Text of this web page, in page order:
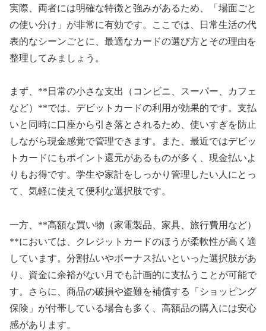
実際、両者には明確な特徴と強みがあるため、「場面ごと
の使い分け」が非常に有効です。ここでは、日常生活の代
表的なシーンごとに、最適なカードの選び方とその理由を
整理してみましょう。
まず、**日常の小さな支出（コンビニ、スーパー、カフェ
など）**では、デビットカードの利用が効果的です。支払
いと同時に口座から引き落とされるため、使いすぎを防止
しながら現金感覚で管理できます。また、最近ではデビッ
トカードにもポイント還元があるものが多く、現金払いよ
りもお得です。学生や家計をしっかり管理したい人にとっ
て、気軽に使えて便利な選択肢です。
一方、**高額な買い物（家電製品、家具、旅行費用など）
**においては、クレジットカードのほうが柔軟性が高く適
しています。分割払いやボーナス払いといった選択肢があ
り、資金に余裕がない月でも計画的に支払うことが可能で
す。さらに、商品の破損や盗難を補償する「ショッピング
保険」が付帯している場合も多く、高額品の購入には安心
感があります。